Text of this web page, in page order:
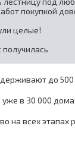
покупкой
целые!
до 500
в 30 000
на всех этапах